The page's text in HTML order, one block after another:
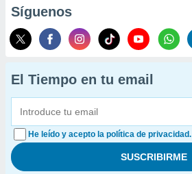
Síguenos
El Tiempo en tu email
He leído y acepto la política de privacidad.